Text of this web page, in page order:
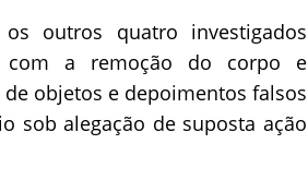
outros quatro investigados
com a remoção do corpo e
objetos e depoimentos falsos
sob alegação de suposta ação